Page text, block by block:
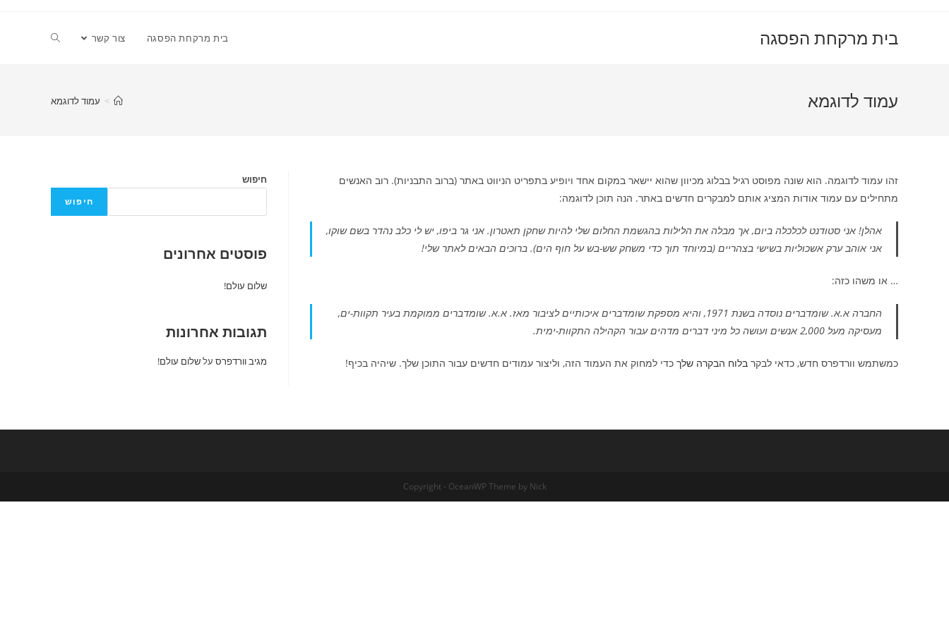
בית מרקחת הפסגה בית מרקחת הפסגה צור קשר
עמוד לדוגמא > עמוד לדוגמא
זהו עמוד לדוגמה. הוא שונה מפוסט רגיל בבלוג מכיוון שהוא יישאר במקום אחד ויופיע בתפריט הניווט באתר (ברוב התבניות). רוב האנשים
מתחילים עם עמוד אודות המציג אותם למבקרים חדשים באתר. הנה תוכן לדוגמה:
אהלן! אני סטודנט לכלכלה ביום, אך מבלה את הלילות בהגשמת החלום שלי להיות שחקן תאטרון. אני גר ביפו, יש לי כלב נהדר בשם שוקו,
אני אוהב ערק אשכוליות בשישי בצהריים (במיוחד תוך כדי משחק שש-בש על חוף הים). ברוכים הבאים לאתר שלי!
… או משהו כזה:
החברה א.א. שומדברים נוסדה בשנת 1971, והיא מספקת שומדברים איכותיים לציבור מאז. א.א. שומדברים ממוקמת בעיר תקוות-ים,
מעסיקה מעל 2,000 אנשים ועושה כל מיני דברים מדהים עבור הקהילה התקוות-ימית.
כמשתמש וורדפרס חדש, כדאי לבקר בלוח הבקרה שלך כדי למחוק את העמוד הזה, וליצור עמודים חדשים עבור התוכן שלך. שיהיה בכיף!
חיפוש
חיפוש
פוסטים אחרונים
שלום עולם!
תגובות אחרונות
מגיב וורדפרס עלשלום עולם!
Copyright - OceanWP Theme by Nick